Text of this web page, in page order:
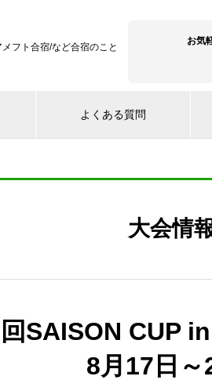
フト合宿/など合宿のこと
お気
よくある質問
大会情
回SAISON
8月17日～